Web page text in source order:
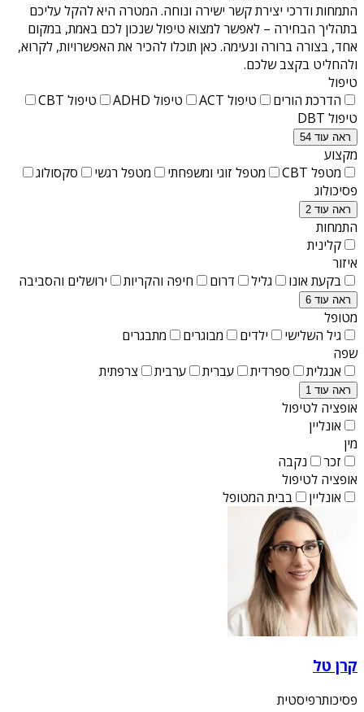
התמחות ודרכי יצירת קשר ישירה ונוחה. המטרה היא להקל עליכם
בתהליך הבחירה – לאפשר למצוא טיפול שנכון לכם באמת, במקום
אחד, בצורה ברורה ונעימה. כאן תוכלו להכיר את האפשרויות, לקרוא,
ולהחליט בקצב שלכם.
טיפול
הדרכת הורים
טיפול ACT טיפול ADHD
טיפול CBT
טיפול DBT
ראה עוד 54
מקצוע
מטפל CBT
מטפל זוגי ומשפחתי מטפל רגשי
סקסולוג
פסיכולוג
ראה עוד 2
התמחות
קלינית
איזור
בקעת אונו
גליל דרום חיפה והקריות ירושלים והסביבה
ראה עוד 6
מטופל
גיל השלישי
ילדים מבוגרים
מתבגרים
שפה
אנגלית
ספרדית עברית ערבית צרפתית
ראה עוד 1
אופציה לטיפול
אונליין
מין
זכר
נקבה
אופציה לטיפול
אונליין
בבית המטופל
קרן טל
פסיכותרפיסטית